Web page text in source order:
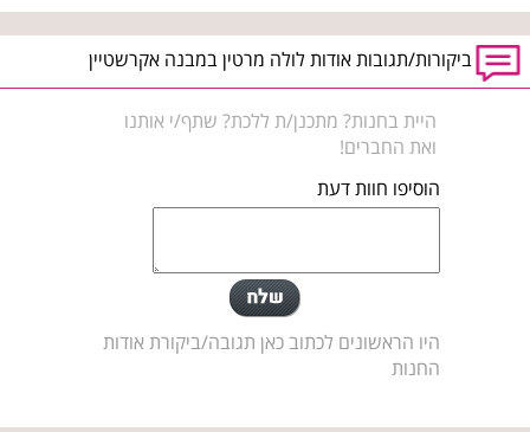
ביקורות/תגובות אודות לולה מרטין במבנה אקרשטיין
היית בחנות? מתכנן/ת ללכת? שתף/י אותנו
ואת החברים!
הוסיפו חוות דעת
היו הראשונים לכתוב כאן תגובה/ביקורת אודות
החנות